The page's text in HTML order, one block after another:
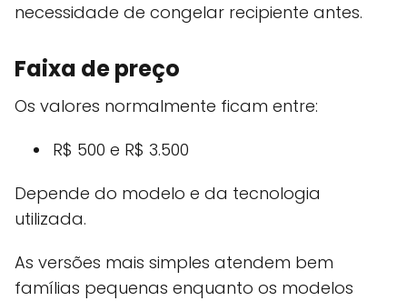
necessidade de congelar recipiente antes.
Faixa de preço
Os valores normalmente ficam entre:
R$ 500 e R$ 3.500
Depende do modelo e da tecnologia
utilizada.
As versões mais simples atendem bem
famílias pequenas enquanto os modelos